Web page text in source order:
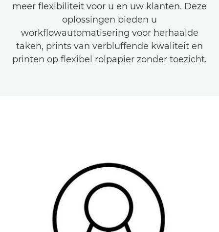
meer flexibiliteit voor u en uw klanten. Deze
oplossingen bieden u
workflowautomatisering voor herhaalde
taken, prints van verbluffende kwaliteit en
printen op flexibel rolpapier zonder toezicht.